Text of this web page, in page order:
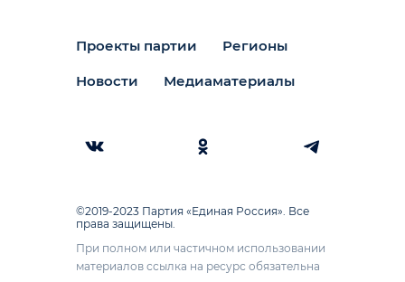
Проекты партии Регионы
Новости Медиаматериалы
©2019-2023 Партия «Единая Россия». Все
права защищены.
При полном или частичном использовании
материалов ссылка на ресурс обязательна